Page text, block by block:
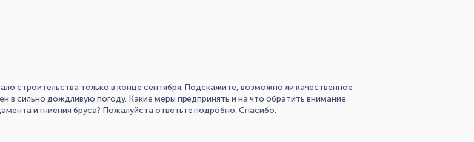
строительства только в конце сентября. Подскажите, возможно ли качественное
в сильно дождливую погоду. Какие меры предпринять и на что обратить внимание
и гниения бруса? Пожалуйста ответьте подробно. Спасибо.